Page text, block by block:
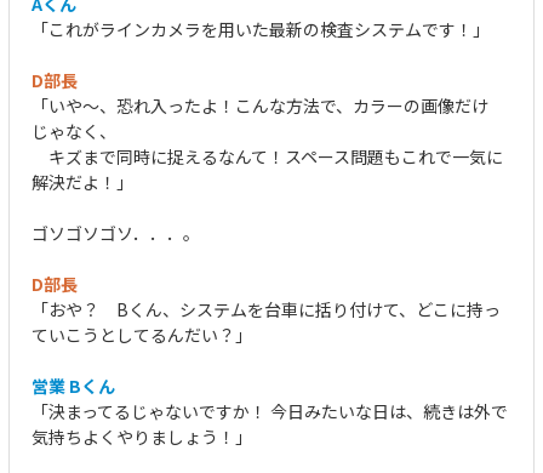
「これがラインカメラを用いた最新の検査システムです！」
D部長
「いや～、恐れ入ったよ！こんな方法で、カラーの画像だけ
じゃなく、
キズまで同時に捉えるなんて！スペース問題もこれで一気に
解決だよ！」
ゴソゴソゴソ．．．。
D部長
「おや？ Bくん、システムを台車に括り付けて、どこに持っ
ていこうとしてるんだい？」
営業 Bくん
「決まってるじゃないですか！ 今日みたいな日は、続きは外で
気持ちよくやりましょう！」